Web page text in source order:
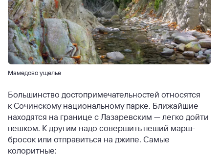
Мамедово ущелье
Большинство достопримечательностей относятся
к Сочинскому национальному парке. Ближайшие
находятся на границе с Лазаревским — легко дойти
пешком. К другим надо совершить пеший марш-
бросок или отправиться на джипе. Самые
колоритные: